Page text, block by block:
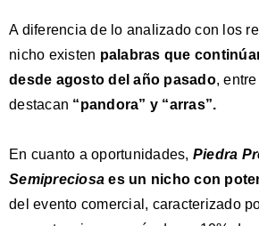
A diferencia de lo analizado con los
nicho existen palabras que
desde agosto del año pasado,
destacan “pandora” y “arras”.
En cuanto a oportunidades, Piedra
Semipreciosa es un nicho con
del evento comercial, caracterizado